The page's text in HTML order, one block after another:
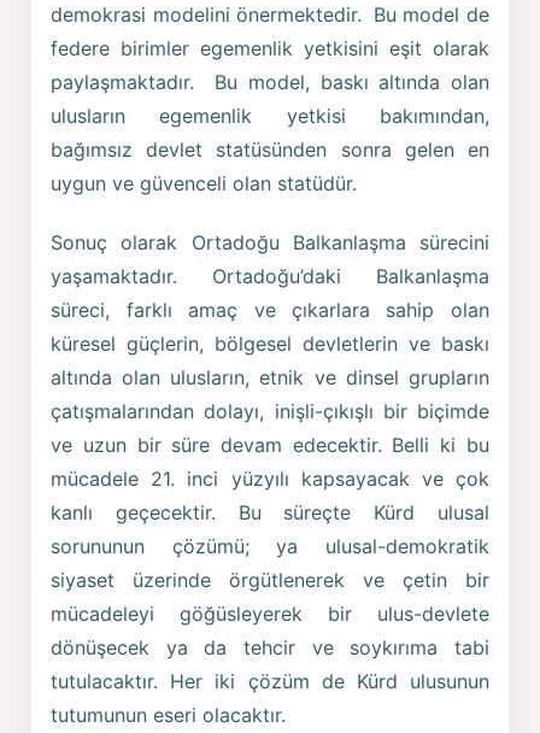
demokrasi modelini önermektedir. Bu model de
federe birimler egemenlik yetkisini eşit olarak
paylaşmaktadır. Bu model, baskı altında olan
ulusların egemenlik yetkisi bakımından,
bağımsız devlet statüsünden sonra gelen en
uygun ve güvenceli olan statüdür.
Sonuç olarak Ortadoğu Balkanlaşma sürecini
yaşamaktadır. Ortadoğu’daki Balkanlaşma
süreci, farklı amaç ve çıkarlara sahip olan
küresel güçlerin, bölgesel devletlerin ve baskı
altında olan ulusların, etnik ve dinsel grupların
çatışmalarından dolayı, inişli-çıkışlı bir biçimde
ve uzun bir süre devam edecektir. Belli ki bu
mücadele 21. inci yüzyılı kapsayacak ve çok
kanlı geçecektir. Bu süreçte Kürd ulusal
sorununun çözümü; ya ulusal-demokratik
siyaset üzerinde örgütlenerek ve çetin bir
mücadeleyi göğüsleyerek bir ulus-devlete
dönüşecek ya da tehcir ve soykırıma tabi
tutulacaktır. Her iki çözüm de Kürd ulusunun
tutumunun eseri olacaktır.